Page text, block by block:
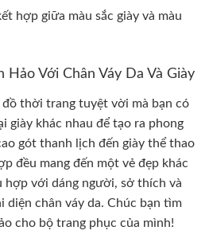
hợp giữa màu sắc giày và màu
Hảo Với Chân Váy Da Và Giày
đồ thời trang tuyệt vời mà bạn có
giày khác nhau để tạo ra phong
gót thanh lịch đến giày thể thao
đều mang đến một vẻ đẹp khác
hợp với dáng người, sở thích và
chân váy da. Chúc bạn tìm
cho bộ trang phục của mình!